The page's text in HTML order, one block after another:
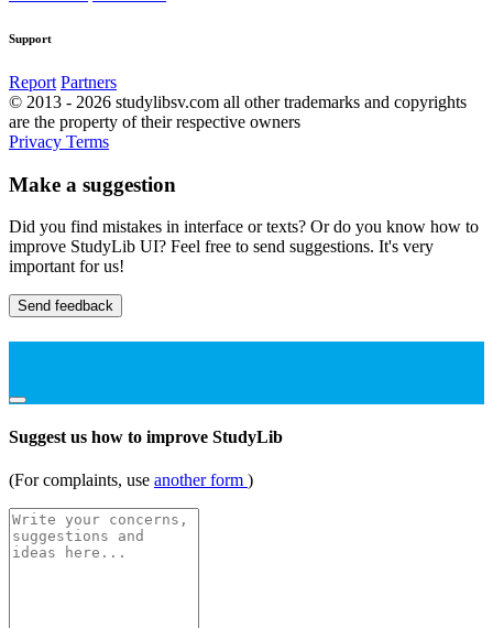
Support
Report Partners
© 2013 - 2026 studylibsv.com all other trademarks and copyrights
are the property of their respective owners
Privacy Terms
Make a suggestion
Did you find mistakes in interface or texts? Or do you know how to
improve StudyLib UI? Feel free to send suggestions. It's very
important for us!
Send feedback
Suggest us how to improve StudyLib
(For complaints, use another form )